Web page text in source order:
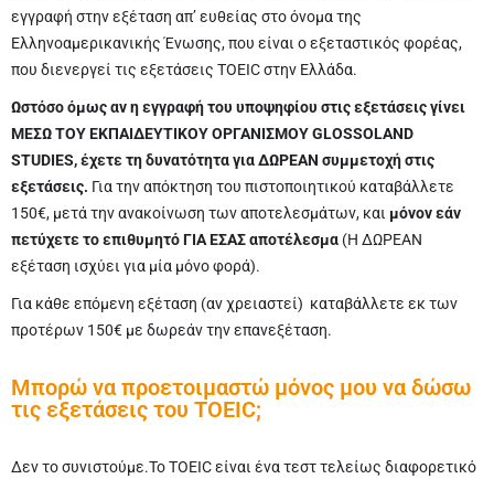
εγγραφή στην εξέταση απ’ ευθείας στο όνομα της
Ελληνοαμερικανικής Ένωσης, που είναι ο εξεταστικός φορέας,
που διενεργεί τις εξετάσεις TOEIC στην Ελλάδα.
Ωστόσο όμως αν η εγγραφή του υποψηφίου στις εξετάσεις γίνει
ΜΕΣΩ ΤΟΥ ΕΚΠΑΙΔΕΥΤΙΚΟΥ ΟΡΓΑΝΙΣΜΟΥ GLOSSOLAND
STUDIES,έχετε τη δυνατότητα γιαΔΩΡΕΑΝ συμμετοχή στις
εξετάσεις. Για την απόκτηση του πιστοποιητικού καταβάλλετε
150€, μετά την ανακοίνωση των αποτελεσμάτων, και μόνον εάν
πετύχετε το επιθυμητό ΓΙΑ ΕΣΑΣ αποτέλεσμα (Η ΔΩΡΕΑΝ
εξέταση ισχύει για μία μόνο φορά).
Για κάθε επόμενη εξέταση (αν χρειαστεί) καταβάλλετε εκ των
προτέρων 150€ με δωρεάν την επανεξέταση.
Μπορώ να προετοιμαστώ μόνος μου να δώσω
τις εξετάσεις του TOEIC;
Δεν το συνιστούμε.Το TOEIC είναι ένα τεστ τελείως διαφορετικό